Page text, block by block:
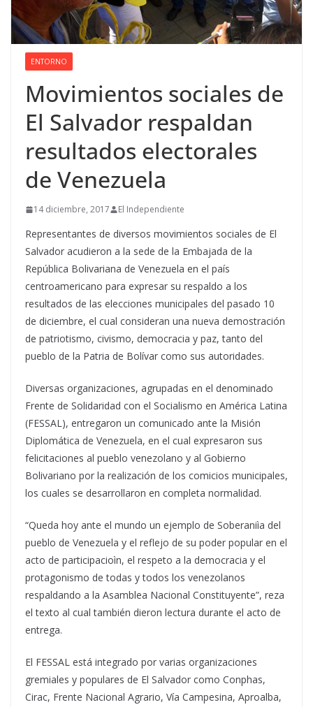
ENTORNO
Movimientos sociales de
El Salvador respaldan
resultados electorales
de Venezuela
14 diciembre, 2017 El Independiente
Representantes de diversos movimientos sociales de El
Salvador acudieron a la sede de la Embajada de la
República Bolivariana de Venezuela en el país
centroamericano para expresar su respaldo a los
resultados de las elecciones municipales del pasado 10
de diciembre, el cual consideran una nueva demostración
de patriotismo, civismo, democracia y paz, tanto del
pueblo de la Patria de Bolívar como sus autoridades.
Diversas organizaciones, agrupadas en el denominado
Frente de Solidaridad con el Socialismo en América Latina
(FESSAL), entregaron un comunicado ante la Misión
Diplomática de Venezuela, en el cual expresaron sus
felicitaciones al pueblo venezolano y al Gobierno
Bolivariano por la realización de los comicios municipales,
los cuales se desarrollaron en completa normalidad.
“Queda hoy ante el mundo un ejemplo de Soberaniìa del
pueblo de Venezuela y el reflejo de su poder popular en el
acto de participacioìn, el respeto a la democracia y el
protagonismo de todas y todos los venezolanos
respaldando a la Asamblea Nacional Constituyente”, reza
el texto al cual también dieron lectura durante el acto de
entrega.
El FESSAL está integrado por varias organizaciones
gremiales y populares de El Salvador como Conphas,
Cirac, Frente Nacional Agrario, Vía Campesina, Aproalba,